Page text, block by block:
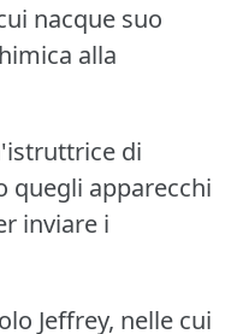
nacque suo
alla
di
quegli apparecchi
inviare i
Jeffrey, nelle cui